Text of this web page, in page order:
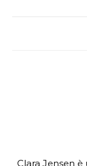
Clara Jensen